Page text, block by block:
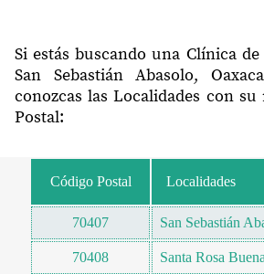
Si estás buscando una Clínica
San Sebastián Abasolo,
conozcas las Localidades con su
Postal:
Código Postal Localidades
70407 San Sebastián
70408 Santa Rosa